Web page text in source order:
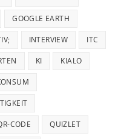
GOOGLE EARTH
INTERVIEW ITC
KI KIALO
CODE QUIZLET